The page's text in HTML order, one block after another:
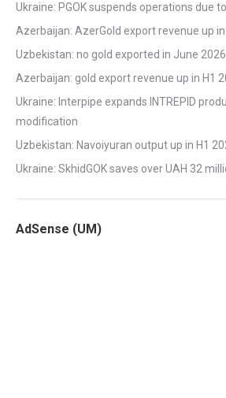
Ukraine: PGOK suspends operations due
Azerbaijan: AzerGold export revenue up in
Uzbekistan: no gold exported in June 2026
Azerbaijan: gold export revenue up in H1
Ukraine: Interpipe expands INTREPID
modification
Uzbekistan: Navoiyuran output up in H1
Ukraine: SkhidGOK saves over UAH 32
AdSense (UM)